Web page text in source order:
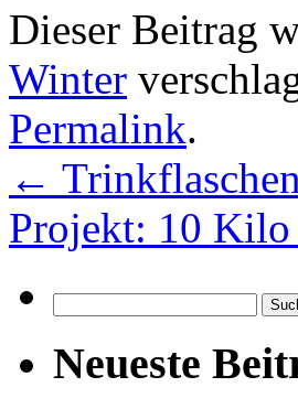
Dieser Beitrag
Winter
Permalink.
←
Projekt: 10 Kilo
nach:
Neueste